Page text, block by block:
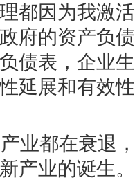
都因为我激
府的资产负
债表，企业
延展和有效
业都在衰退
产业的诞生